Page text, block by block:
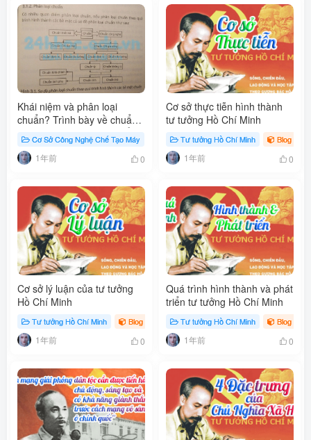
Khái niệm và phân loại
chuẩn? Trình bày về chuẩn
công nghệ gia công, chuẩn
công nghệ lắp ráp? Cho ví
dụ chuẩn công nghệ gia
Cơ Sở Công Nghệ Chế Tạo Máy Blog # chuẩn công nghệ
1年前 0
Cơ sở thực tiễn hình thành
tư tưởng Hồ Chí Minh
Tư tưởng Hồ Chí Minh Blog
1年前 0
Cơ sở lý luận của tư tưởng
Hồ Chí Minh
Tư tưởng Hồ Chí Minh Blog # Tư tưởng Hồ Chí Minh
1年前 0
Quá trình hình thành và phát
triển tư tưởng Hồ Chí Minh
Tư tưởng Hồ Chí Minh Blog
1年前 0